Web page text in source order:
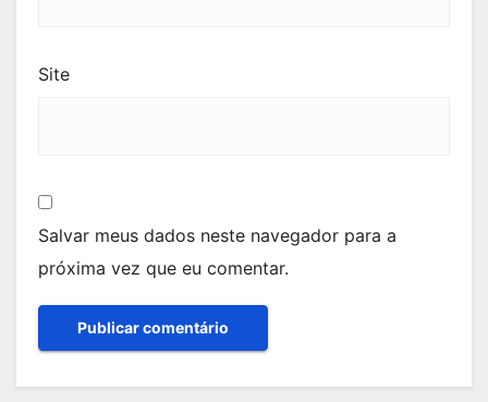
Site
Salvar meus dados neste navegador para a
próxima vez que eu comentar.